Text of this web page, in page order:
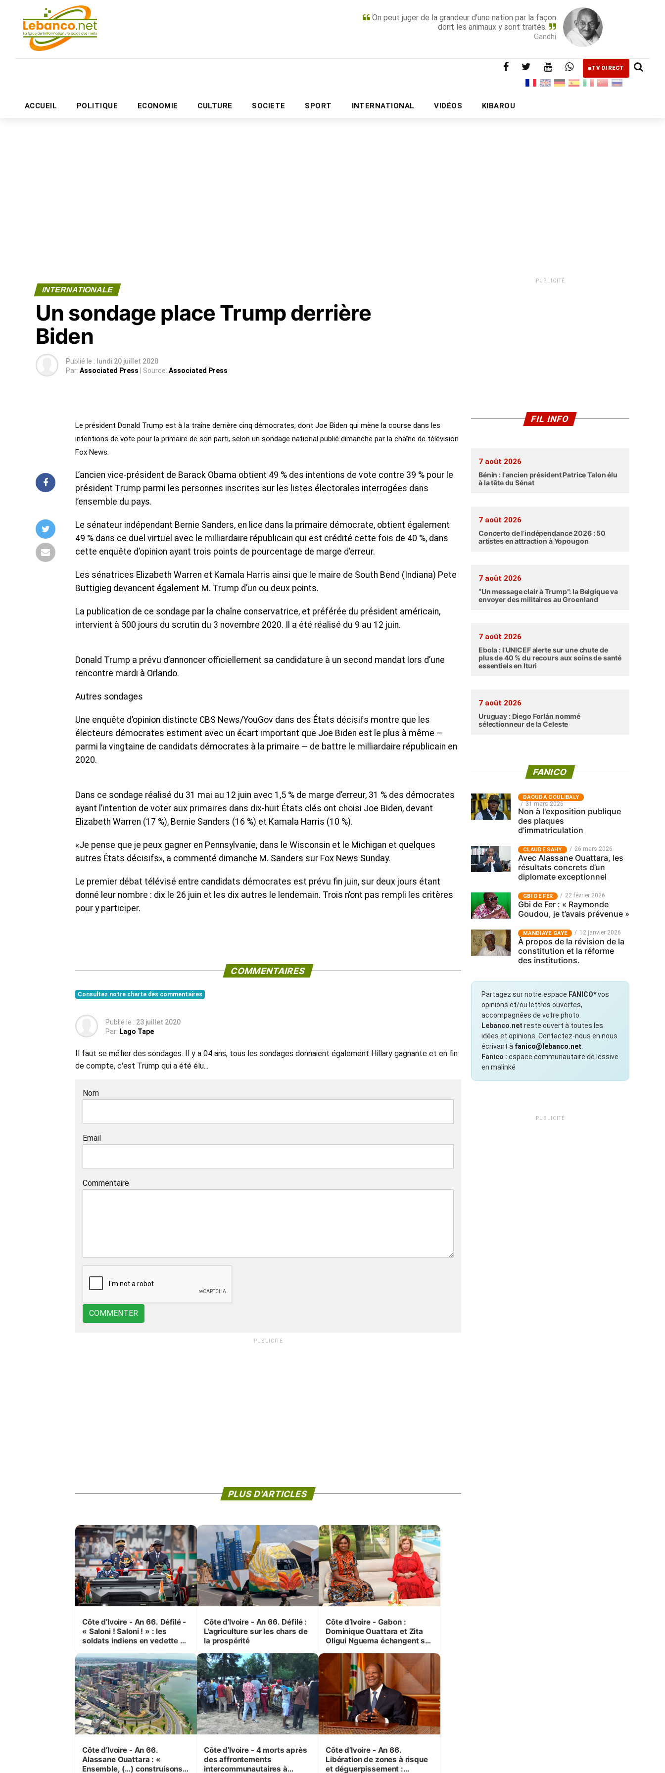
On peut juger de la grandeur d'une nation par la façon
dont les animaux y sont traités.
Gandhi
TV DIRECT
ACCUEIL POLITIQUE ECONOMIE CULTURE SOCIETE SPORT INTERNATIONAL VIDÉOS KIBAROU
PUBLICITÉ
INTERNATIONALE
Un sondage place Trump derrière
Biden
Publié le : lundi 20 juillet 2020
Par: Associated Press | Source: Associated Press
Le président Donald Trump est à la traîne derrière cinq démocrates, dont Joe Biden qui mène la course dans les
intentions de vote pour la primaire de son parti, selon un sondage national publié dimanche par la chaîne de télévision
Fox News.
L’ancien vice-président de Barack Obama obtient 49 % des intentions de vote contre 39 % pour le
président Trump parmi les personnes inscrites sur les listes électorales interrogées dans
l’ensemble du pays.
Le sénateur indépendant Bernie Sanders, en lice dans la primaire démocrate, obtient également
49 % dans ce duel virtuel avec le milliardaire républicain qui est crédité cette fois de 40 %, dans
cette enquête d’opinion ayant trois points de pourcentage de marge d’erreur.
Les sénatrices Elizabeth Warren et Kamala Harris ainsi que le maire de South Bend (Indiana) Pete
Buttigieg devancent également M. Trump d’un ou deux points.
La publication de ce sondage par la chaîne conservatrice, et préférée du président américain,
intervient à 500 jours du scrutin du 3 novembre 2020. Il a été réalisé du 9 au 12 juin.
Donald Trump a prévu d’annoncer officiellement sa candidature à un second mandat lors d’une
rencontre mardi à Orlando.
Autres sondages
Une enquête d’opinion distincte CBS News/YouGov dans des États décisifs montre que les
électeurs démocrates estiment avec un écart important que Joe Biden est le plus à même —
parmi la vingtaine de candidats démocrates à la primaire — de battre le milliardaire républicain en
2020.
Dans ce sondage réalisé du 31 mai au 12 juin avec 1,5 % de marge d’erreur, 31 % des démocrates
ayant l’intention de voter aux primaires dans dix-huit États clés ont choisi Joe Biden, devant
Elizabeth Warren (17 %), Bernie Sanders (16 %) et Kamala Harris (10 %).
«Je pense que je peux gagner en Pennsylvanie, dans le Wisconsin et le Michigan et quelques
autres États décisifs», a commenté dimanche M. Sanders sur Fox News Sunday.
Le premier débat télévisé entre candidats démocrates est prévu fin juin, sur deux jours étant
donné leur nombre : dix le 26 juin et les dix autres le lendemain. Trois n’ont pas rempli les critères
pour y participer.
COMMENTAIRES
Consultez notre charte des commentaires
Publié le : 23 juillet 2020
Par: Lago Tape
Il faut se méfier des sondages. Il y a 04 ans, tous les sondages donnaient également Hillary gagnante et en fin
de compte, c'est Trump qui a été élu...
Nom
Email
Commentaire
COMMENTER
PUBLICITÉ
PLUS D'ARTICLES
Côte d’Ivoire - An 66. Défilé -
« Saloni ! Saloni ! » : les
soldats indiens en vedette à
Côte d’Ivoire - An 66. Défilé :
L’agriculture sur les chars de
la prospérité
Côte d’Ivoire - Gabon :
Dominique Ouattara et Zita
Oligui Nguema échangent sur
femmes et des enfants
Côte d’Ivoire - An 66.
Alassane Ouattara : «
Ensemble, (…) construisons
Côte d’Ivoire - 4 morts après
des affrontements
intercommunautaires à
Côte d’Ivoire - An 66.
Libération de zones à risque
et déguerpissement :
PUBLICITÉ
FIL INFO
7 août 2026
Bénin : l'ancien président Patrice Talon élu
à la tête du Sénat
7 août 2026
Concerto de l’indépendance 2026 : 50
artistes en attraction à Yopougon
7 août 2026
“Un message clair à Trump”: la Belgique va
envoyer des militaires au Groenland
7 août 2026
Ebola : l’UNICEF alerte sur une chute de
plus de 40 % du recours aux soins de santé
essentiels en Ituri
7 août 2026
Uruguay : Diego Forlán nommé
sélectionneur de la Celeste
FANICO
‎DAOUDA COULIBALY
31 mars 2026
Non à l'exposition publique
des plaques
d'immatriculation
CLAUDE SAHY 26 mars 2026
Avec Alassane Ouattara, les
résultats concrets d’un
diplomate exceptionnel
GBI DE FER 22 février 2026
Gbi de Fer : « Raymonde
Goudou, je t’avais prévenue »
MANDIAYE GAYE 12 janvier 2026
À propos de la révision de la
constitution et la réforme
des institutions.
Partagez sur notre espace FANICO*vos
opinions et/ou lettres ouvertes,
accompagnées de votre photo.
Lebanco.net reste ouvert à toutes les
idées et opinions. Contactez-nous en nous
écrivant à fanico@lebanco.net
Fanico : espace communautaire de lessive
en malinké
PUBLICITÉ